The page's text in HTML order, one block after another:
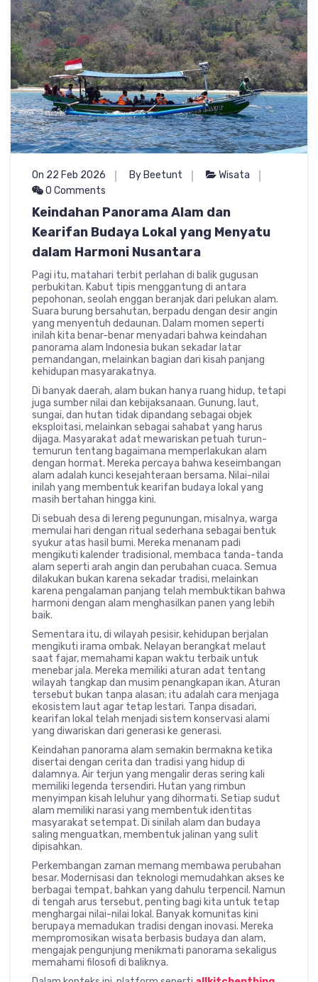
On 22 Feb 2026 By Beetunt
Wisata
0 Comments
Keindahan Panorama Alam dan
Kearifan Budaya Lokal yang Menyatu
dalam Harmoni Nusantara
Pagi itu, matahari terbit perlahan di balik gugusan
perbukitan. Kabut tipis menggantung di antara
pepohonan, seolah enggan beranjak dari pelukan alam.
Suara burung bersahutan, berpadu dengan desir angin
yang menyentuh dedaunan. Dalam momen seperti
inilah kita benar-benar menyadari bahwa keindahan
panorama alam Indonesia bukan sekadar latar
pemandangan, melainkan bagian dari kisah panjang
kehidupan masyarakatnya.
Di banyak daerah, alam bukan hanya ruang hidup, tetapi
juga sumber nilai dan kebijaksanaan. Gunung, laut,
sungai, dan hutan tidak dipandang sebagai objek
eksploitasi, melainkan sebagai sahabat yang harus
dijaga. Masyarakat adat mewariskan petuah turun-
temurun tentang bagaimana memperlakukan alam
dengan hormat. Mereka percaya bahwa keseimbangan
alam adalah kunci kesejahteraan bersama. Nilai-nilai
inilah yang membentuk kearifan budaya lokal yang
masih bertahan hingga kini.
Di sebuah desa di lereng pegunungan, misalnya, warga
memulai hari dengan ritual sederhana sebagai bentuk
syukur atas hasil bumi. Mereka menanam padi
mengikuti kalender tradisional, membaca tanda-tanda
alam seperti arah angin dan perubahan cuaca. Semua
dilakukan bukan karena sekadar tradisi, melainkan
karena pengalaman panjang telah membuktikan bahwa
harmoni dengan alam menghasilkan panen yang lebih
baik.
Sementara itu, di wilayah pesisir, kehidupan berjalan
mengikuti irama ombak. Nelayan berangkat melaut
saat fajar, memahami kapan waktu terbaik untuk
menebar jala. Mereka memiliki aturan adat tentang
wilayah tangkap dan musim penangkapan ikan. Aturan
tersebut bukan tanpa alasan; itu adalah cara menjaga
ekosistem laut agar tetap lestari. Tanpa disadari,
kearifan lokal telah menjadi sistem konservasi alami
yang diwariskan dari generasi ke generasi.
Keindahan panorama alam semakin bermakna ketika
disertai dengan cerita dan tradisi yang hidup di
dalamnya. Air terjun yang mengalir deras sering kali
memiliki legenda tersendiri. Hutan yang rimbun
menyimpan kisah leluhur yang dihormati. Setiap sudut
alam memiliki narasi yang membentuk identitas
masyarakat setempat. Di sinilah alam dan budaya
saling menguatkan, membentuk jalinan yang sulit
dipisahkan.
Perkembangan zaman memang membawa perubahan
besar. Modernisasi dan teknologi memudahkan akses ke
berbagai tempat, bahkan yang dahulu terpencil. Namun
di tengah arus tersebut, penting bagi kita untuk tetap
menghargai nilai-nilai lokal. Banyak komunitas kini
berupaya memadukan tradisi dengan inovasi. Mereka
mempromosikan wisata berbasis budaya dan alam,
mengajak pengunjung menikmati panorama sekaligus
memahami filosofi di baliknya.